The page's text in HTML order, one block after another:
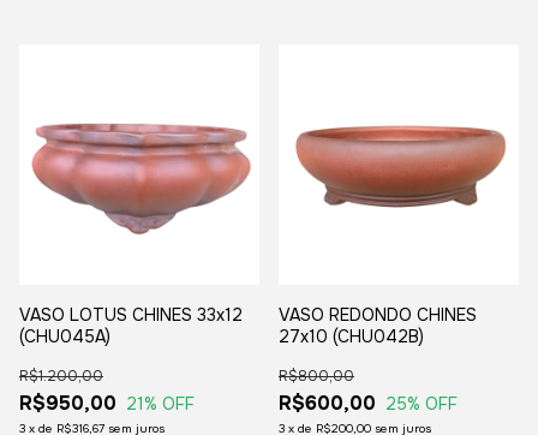
VASO LOTUS CHINES 33x12
(CHU045A)
R$950,00
R$1.200,00
21% OFF
3 x de R$316,67 sem juros
VASO REDONDO CHINES
27x10 (CHU042B)
R$600,00
R$800,00
25% OFF
3 x de R$200,00 sem juros